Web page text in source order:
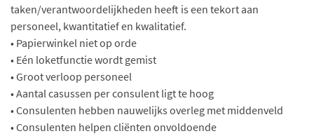
taken/verantwoordelijkheden heeft is een tekort aan
personeel, kwantitatief en kwalitatief.
• Papierwinkel niet op orde
• Eén loketfunctie wordt gemist
• Groot verloop personeel
• Aantal casussen per consulent ligt te hoog
• Consulenten hebben nauwelijks overleg met middenveld
• Consulenten helpen cliënten onvoldoende